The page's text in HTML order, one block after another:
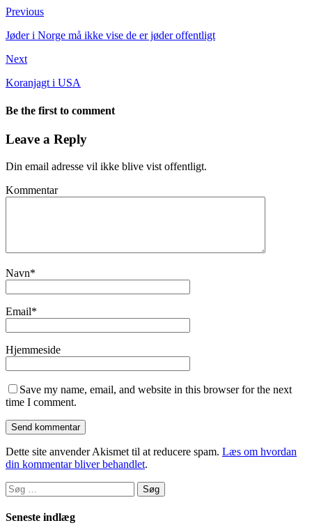
Previous
Jøder i Norge må ikke vise de er jøder offentligt
Next
Koranjagt i USA
Be the first to comment
Leave a Reply
Din email adresse vil ikke blive vist offentligt.
Kommentar
Navn*
Email*
Hjemmeside
Save my name, email, and website in this browser for the next
time I comment.
Dette site anvender Akismet til at reducere spam. Læs om hvordan
din kommentar bliver behandlet.
Søg
efter:
Seneste indlæg